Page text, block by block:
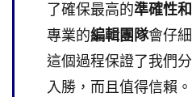
了確保最高的準確性
專業的編輯團隊會仔
這個過程保證了我們
入勝，而且值得信賴